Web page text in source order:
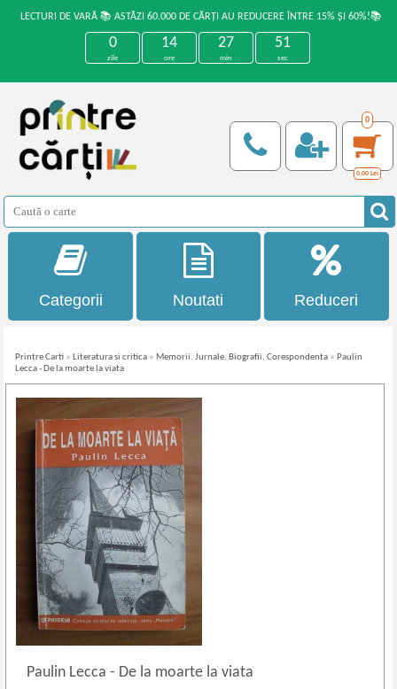
LECTURI DE VARĂ 📚 ASTĂZI 60.000 DE CĂRȚI AU REDUCERE ÎNTRE 15% ȘI 60%!📚
0
zile
14
ore
27
min
51
sec
0
0,00 Lei
Categorii Noutati Reduceri
Printre Carti » Literatura si critica » Memorii. Jurnale. Biografii. Corespondenta » Paulin
Lecca - De la moarte la viata
Paulin Lecca- De la moarte la viata